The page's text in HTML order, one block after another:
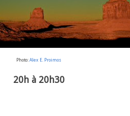
Photo: Alex E. Proimos
20h à 20h30